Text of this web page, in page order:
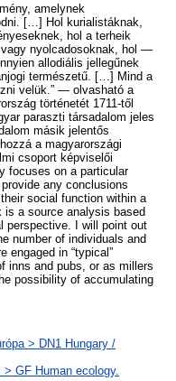
amelynek
[…] Hol kurialistáknak,
hol a terheik
nyolcadosoknak, hol —
allodiális jellegűnek
természetű. […] Mind a
velük.” — olvasható a
történetét 1711-től
paraszti társadalom jeles
másik jelentős
a magyarországi
csoport képviselői
focuses on a particular
any conclusions
social function within a
is a source analysis based
perspective. I will point out
number of individuals and
engaged in “typical”
inns and pubs, or as millers
possibility of accumulating
> DN1 Hungary /
GF Human ecology.